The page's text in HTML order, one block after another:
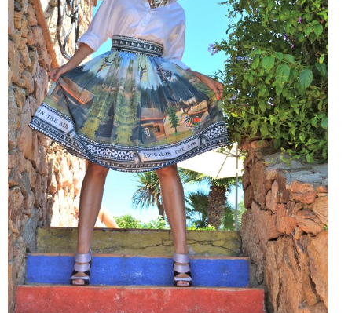
PARTIES
CELEB
VIDEO
PRESS
CONTACT
ABOUT
ARCHIVES
CONTACT
HOME